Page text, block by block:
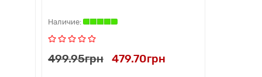
499.95грн 479.70грн